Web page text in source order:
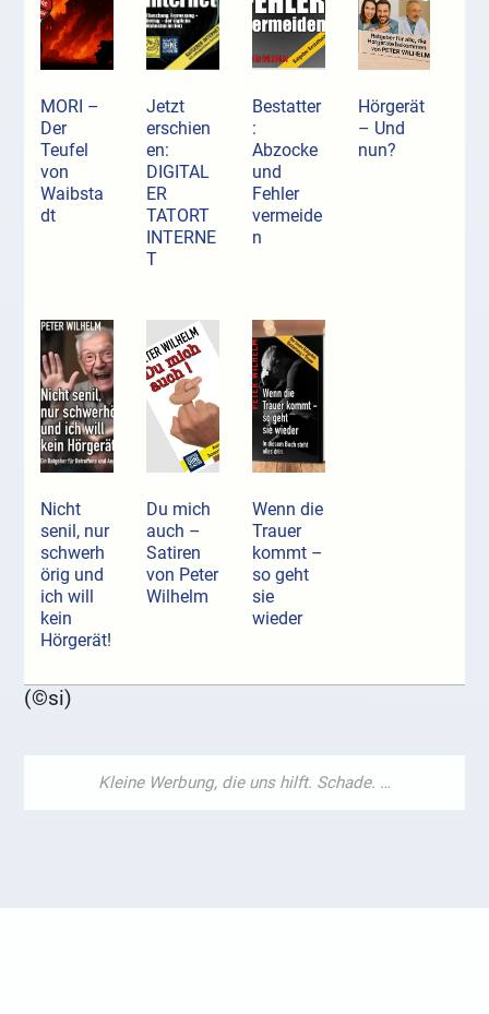
MORI –
Der
Teufel
von
Waibsta
dt
Jetzt
erschien
en:
DIGITAL
ER
TATORT
INTERNE
T
Bestatter
:
Abzocke
und
Fehler
vermeide
n
Hörgerät
– Und
nun?
Nicht
senil, nur
schwerh
örig und
ich will
kein
Hörgerät!
Du mich
auch –
Satiren
von Peter
Wilhelm
Wenn die
Trauer
kommt –
so geht
sie
wieder
(©si)